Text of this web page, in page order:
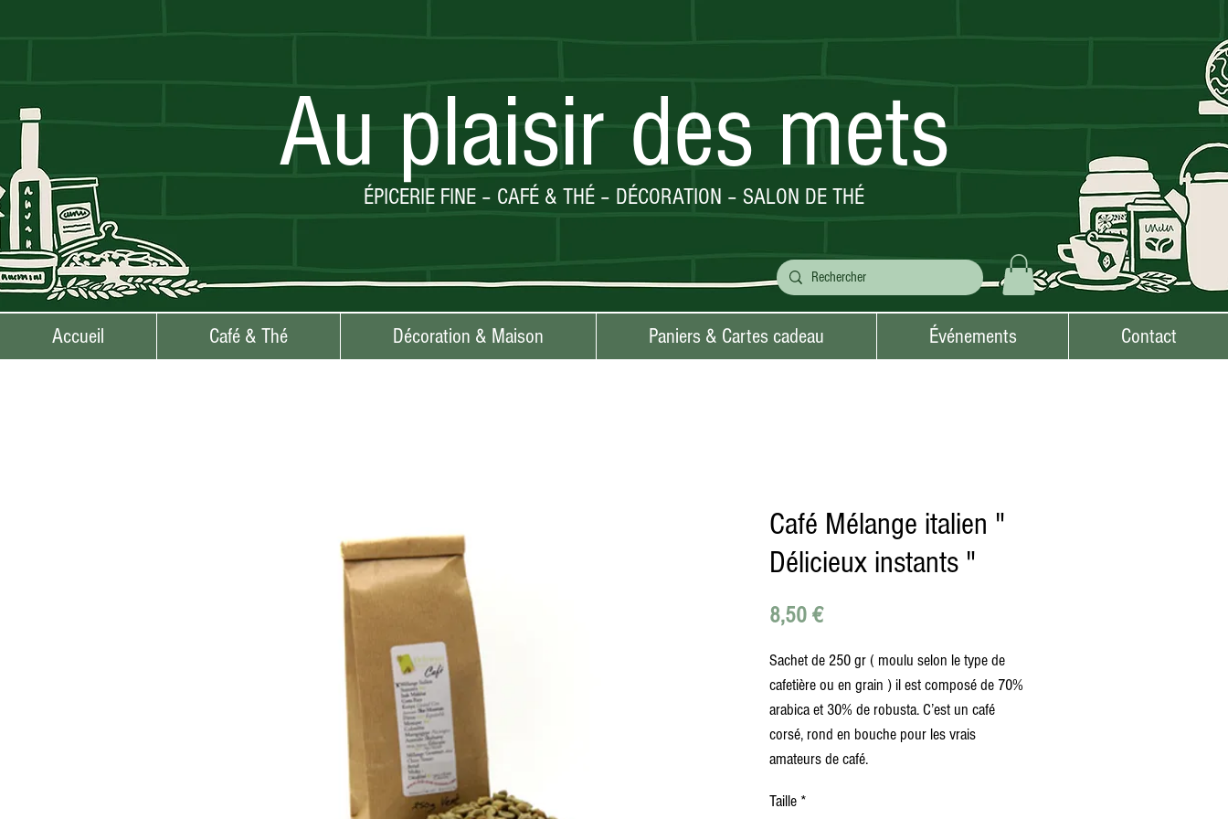
Au plaisir des mets
ÉPICERIE FINE – CAFÉ & THÉ – DÉCORATION – SALON DE THÉ
Accueil Café & Thé Décoration & Maison Paniers & Cartes cadeau Événements Contact
Café Mélange italien "
Délicieux instants "
8,50 €Prix
Sachet de 250 gr ( moulu selon le type de
cafetière ou en grain ) il est composé de 70%
arabica et 30% de robusta. C’est un café
corsé, rond en bouche pour les vrais
amateurs de café.
Taille *